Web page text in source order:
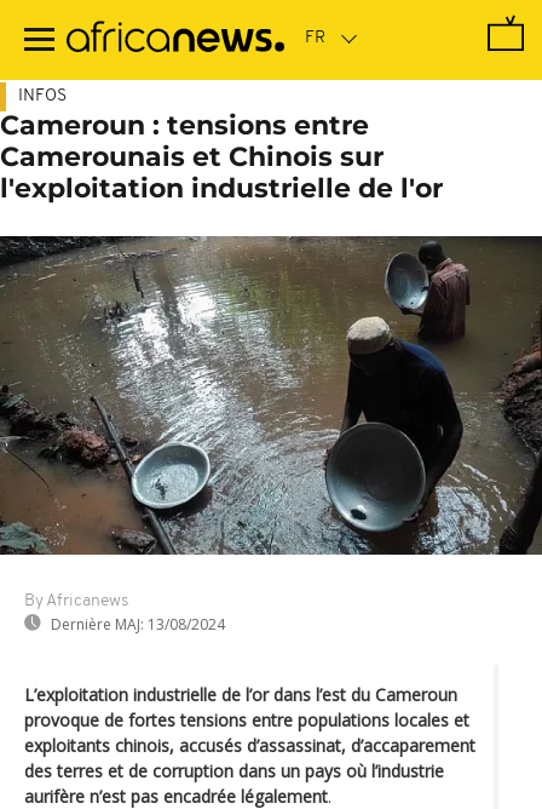
contenu
INFOS
Cameroun : tensions entre
Camerounais et Chinois sur
l'exploitation industrielle de l'or
By Africanews
Dernière MAJ: 13/08/2024
L’exploitation industrielle de l’or dans l’est du Cameroun
provoque de fortes tensions entre populations locales et
exploitants chinois, accusés d’assassinat, d’accaparement
des terres et de corruption dans un pays où l’industrie
aurifère n’est pas encadrée légalement.